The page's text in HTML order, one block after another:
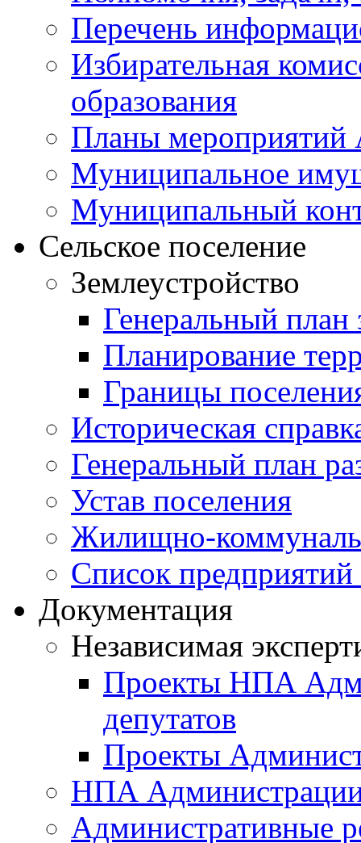
Перечень
Избирательная
образования
Планы мероприятий
Муниципальное
Муниципальный
Сельское поселение
Землеустройство
Генеральный план
Планирование
Границы
Историческая
Генеральный план
Устав поселения
Жилищно-
Список предприятий
Документация
Независимая
Проекты НПА
депутатов
Проекты
НПА
Административные